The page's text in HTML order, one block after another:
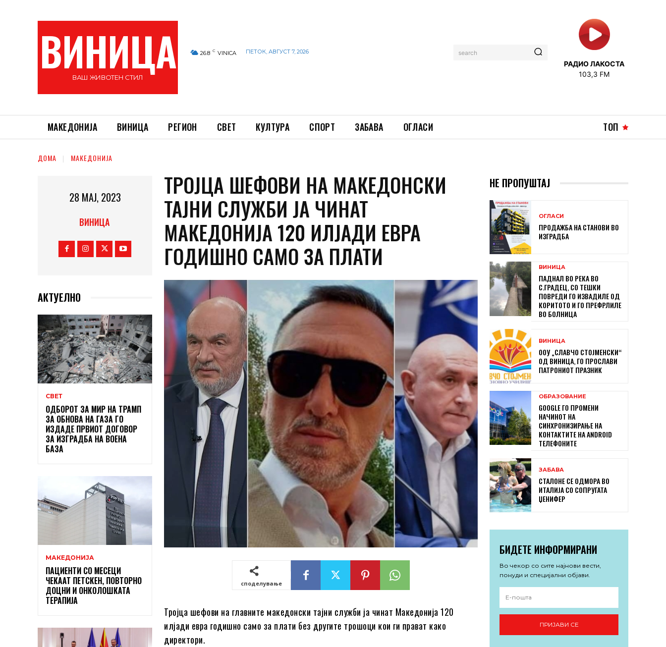
ВИНИЦА
ВАШ ЖИВОТЕН СТИЛ
26.8 C VINICA ПЕТОК, АВГУСТ 7, 2026 search
РАДИО ЛАКОСТА
103,3 FM
МАКЕДОНИЈА ВИНИЦА РЕГИОН СВЕТ КУЛТУРА СПОРТ ЗАБАВА ОГЛАСИ ТОП
ДОМА МАКЕДОНИЈА
28 МАЈ, 2023
ВИНИЦА
АКТУЕЛНО
СВЕТ
ОДБОРОТ ЗА МИР НА ТРАМП
ЗА ОБНОВА НА ГАЗА ГО
ИЗДАДЕ ПРВИОТ ДОГОВОР
ЗА ИЗГРАДБА НА ВОЕНА
БАЗА
МАКЕДОНИЈА
ПАЦИЕНТИ СО МЕСЕЦИ
ЧЕКААТ ПЕТСКЕН, ПОВТОРНО
ДОЦНИ И ОНКОЛОШКАТА
ТЕРАПИЈА
ТРОЈЦА ШЕФОВИ НА МАКЕДОНСКИ
ТАЈНИ СЛУЖБИ ЈА ЧИНАТ
МАКЕДОНИЈА 120 ИЛЈАДИ ЕВРА
ГОДИШНО САМО ЗА ПЛАТИ
споделување
Тројца шефови на главните македонски тајни служби ја чинат Македонија 120
илјади евра годишно само за плати без другите трошоци кои ги прават како
директори.
НЕ ПРОПУШТАЈ
ОГЛАСИ
ПРОДАЖБА НА СТАНОВИ ВО
ИЗГРАДБА
ВИНИЦА
ПАДНАЛ ВО РЕКА ВО
С.ГРАДЕЦ, СО ТЕШКИ
ПОВРЕДИ ГО ИЗВАДИЛЕ ОД
КОРИТОТО И ГО ПРЕФРЛИЛЕ
ВО БОЛНИЦА
ВИНИЦА
ООУ „СЛАВЧО СТОЈМЕНСКИ“
ОД ВИНИЦА, ГО ПРОСЛАВИ
ПАТРОНИОТ ПРАЗНИК
ОБРАЗОВАНИЕ
GOOGLE ГО ПРОМЕНИ
НАЧИНОТ НА
СИНХРОНИЗИРАЊЕ НА
КОНТАКТИТЕ НА ANDROID
ТЕЛЕФОНИТЕ
ЗАБАВА
СТАЛОНЕ СЕ ОДМОРА ВО
ИТАЛИЈА СО СОПРУГАТА
ЏЕНИФЕР
БИДЕТЕ ИНФОРМИРАНИ
Во чекор со сите најнови вести,
понуди и специјални објави.
ПРИЈАВИ СЕ